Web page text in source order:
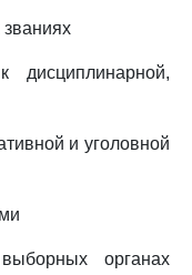
и уголовной
органах